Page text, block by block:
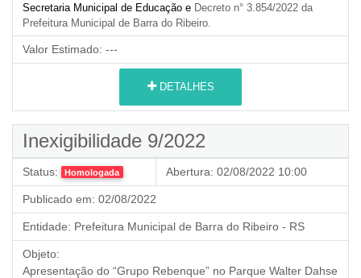
Secretaria Municipal de Educação e Decreto n° 3.854/2022 da
Prefeitura Municipal de Barra do Ribeiro.
Valor Estimado: ---
DETALHES
Inexigibilidade 9/2022
Status: Homologada Abertura: 02/08/2022 10:00
Publicado em: 02/08/2022
Entidade: Prefeitura Municipal de Barra do Ribeiro - RS
Objeto:
Apresentação do “Grupo Rebenque” no Parque Walter Dahse